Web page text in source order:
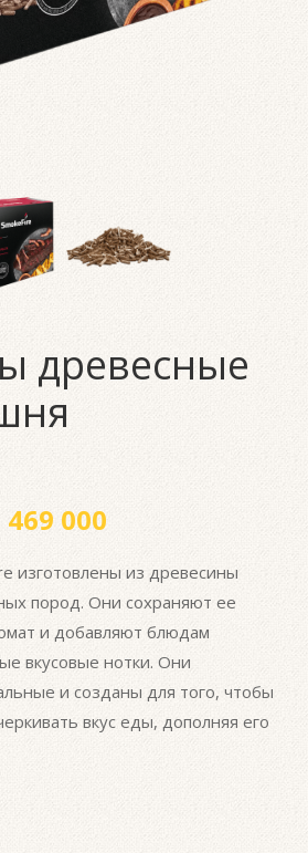
древесные
469 000
изготовлены из древесины
пород. Они сохраняют ее
и добавляют блюдам
вкусовые нотки. Они
и созданы для того, чтобы
вкус еды, дополняя его